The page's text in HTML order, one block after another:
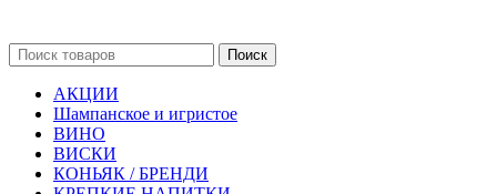
Поиск
АКЦИИ
Шампанское и игристое
ВИНО
ВИСКИ
КОНЬЯК / БРЕНДИ